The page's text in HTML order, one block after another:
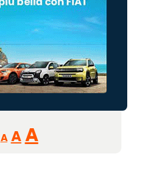
A
Reducir
tamaño
A Restablecer
AAumentar